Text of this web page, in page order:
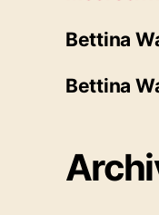
Bettina
Bettina